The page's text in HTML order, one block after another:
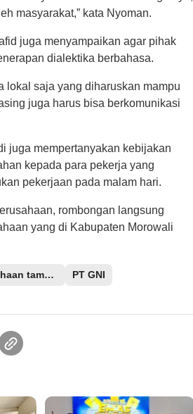
masyarakat,” kata Nyoman.
juga menyampaikan agar pihak
dialektika berbahasa.
lokal saja yang diharuskan mampu
juga harus bisa berkomunikasi
juga mempertanyakan kebijakan
kepada para pekerja yang
pekerjaan pada malam hari.
rombongan langsung
yang di Kabupaten Morowali
perusahaan tambang PT GNI